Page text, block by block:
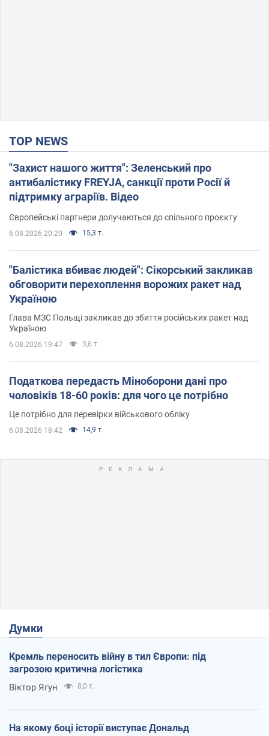
TOP NEWS
"Захист нашого життя": Зеленський про
антибалістику FREYJA, санкції проти Росії й
підтримку аграріїв. Відео
Європейські партнери долучаються до спільного проєкту
6.08.2026 20:20 15,3 т.
"Балістика вбиває людей": Сікорський закликав
обговорити перехоплення ворожих ракет над
Україною
Глава МЗС Польщі закликав до збиття російських ракет над
Україною
6.08.2026 19:47 3,6 т.
Податкова передасть Міноборони дані про
чоловіків 18-60 років: для чого це потрібно
Це потрібно для перевірки військового обліку
6.08.2026 18:42 14,9 т.
Думки
Кремль переносить війну в тил Європи: під
загрозою критична логістика
Віктор Ягун 8,0 т.
На якому боці історії виступає Дональд